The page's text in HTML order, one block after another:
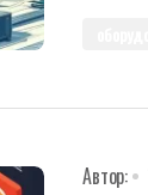
Автор: